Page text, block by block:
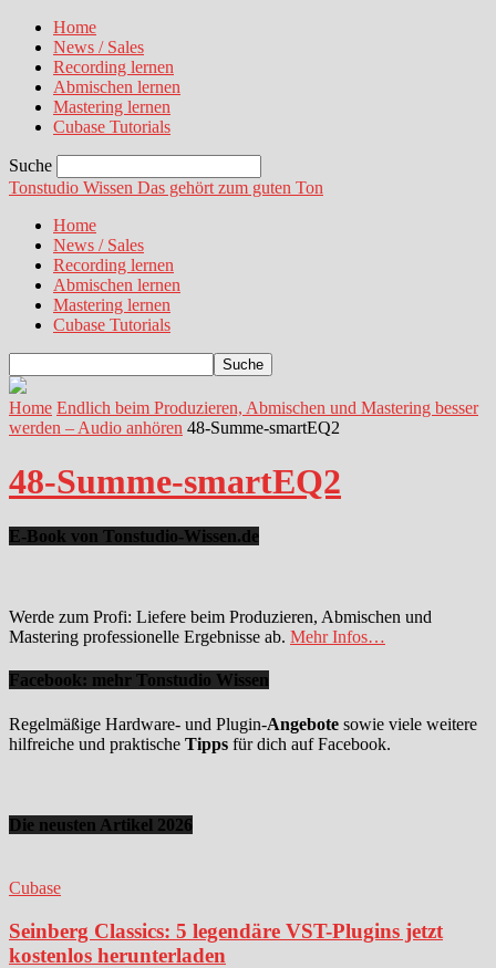
Home
News / Sales
Recording lernen
Abmischen lernen
Mastering lernen
Cubase Tutorials
Suche
Tonstudio Wissen Das gehört zum guten Ton
Home
News / Sales
Recording lernen
Abmischen lernen
Mastering lernen
Cubase Tutorials
Home Endlich beim Produzieren, Abmischen und Mastering besser
werden – Audio anhören 48-Summe-smartEQ2
48-Summe-smartEQ2
E-Book von Tonstudio-Wissen.de
Werde zum Profi: Liefere beim Produzieren, Abmischen und
Mastering professionelle Ergebnisse ab. Mehr Infos…
Facebook: mehr Tonstudio Wissen
Regelmäßige Hardware- und Plugin-Angebote sowie viele weitere
hilfreiche und praktische Tipps für dich auf Facebook.
Die neusten Artikel 2026
Cubase
Seinberg Classics: 5 legendäre VST-Plugins jetzt
kostenlos herunterladen